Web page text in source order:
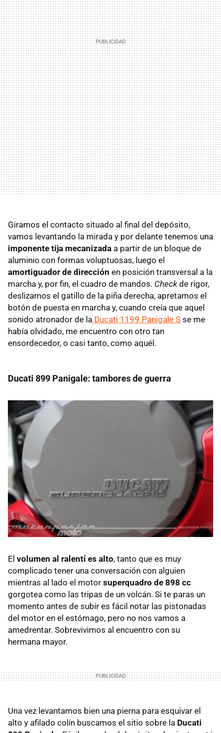
Giramos el contacto situado al final del depósito,
vamos levantando la mirada y por delante tenemos una
imponente tija mecanizada a partir de un bloque de
aluminio con formas voluptuosas, luego el
amortiguador de dirección en posición transversal a la
marcha y, por fin, el cuadro de mandos. Checkde rigor,
deslizamos el gatillo de la piña derecha, apretamos el
botón de puesta en marcha y, cuando creía que aquel
sonido atronador de la Ducati 1199 Panigale S se me
había olvidado, me encuentro con otro tan
ensordecedor, o casi tanto, como aquél.
Ducati 899 Panigale: tambores de guerra
El volumen al ralentí es alto, tanto que es muy
complicado tener una conversación con alguien
mientras al lado el motor superquadro de 898 cc
gorgotea como las tripas de un volcán. Si te paras un
momento antes de subir es fácil notar las pistonadas
del motor en el estómago, pero no nos vamos a
amedrentar. Sobrevivimos al encuentro con su
hermana mayor.
Una vez levantamos bien una pierna para esquivar el
alto y afilado colín buscamos el sitio sobre la Ducati